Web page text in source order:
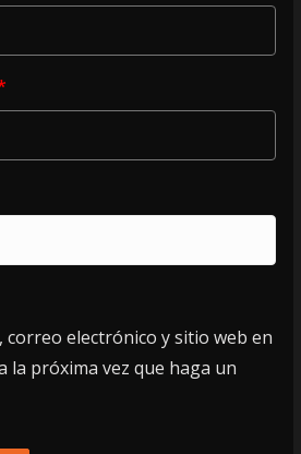
electrónico y sitio web en
la próxima vez que haga un